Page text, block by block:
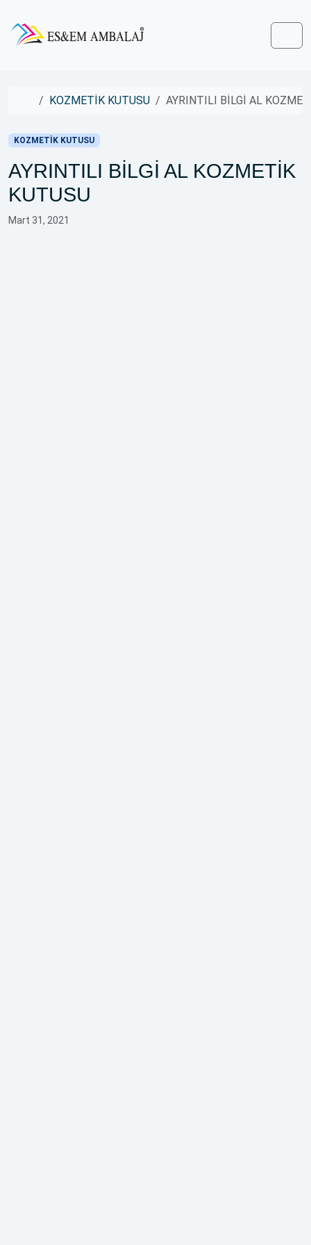
HomeKOZMETİK KUTUSU AYRINTILI BİLGİ AL
KOZMETİK KUTUSU
AYRINTILI BİLGİ AL KOZMETİK
KUTUSU
Mart 31, 2021